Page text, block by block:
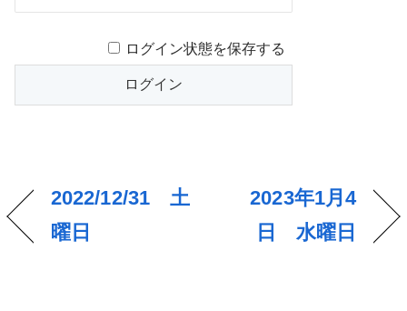
ログイン状態を保存する
2022/12/31 土
曜日
2023年1月4
日 水曜日